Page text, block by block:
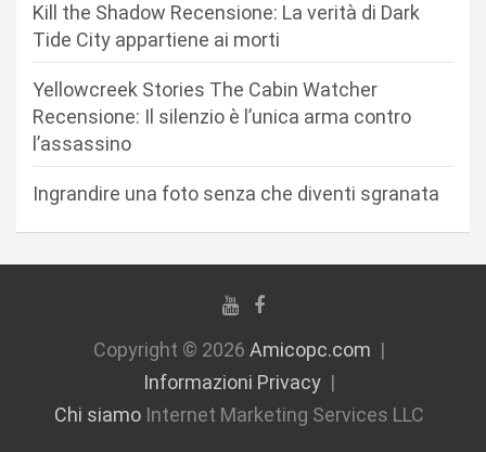
Kill the Shadow Recensione: La verità di Dark
Tide City appartiene ai morti
Yellowcreek Stories The Cabin Watcher
Recensione: Il silenzio è l’unica arma contro
l’assassino
Ingrandire una foto senza che diventi sgranata
Copyright © 2026 Amicopc.com
Informazioni Privacy
Chi siamoInternet Marketing Services LLC